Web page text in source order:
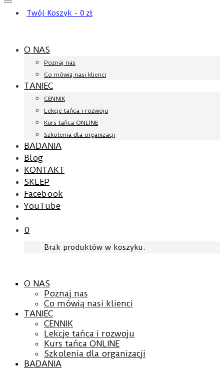
Twój Koszyk - 0 zł
O NAS
Poznaj nas
Co mówią nasi klienci
TANIEC
CENNIK
Lekcje tańca i rozwoju
Kurs tańca ONLINE
Szkolenia dla organizacji
BADANIA
Blog
KONTAKT
SKLEP
Facebook
YouTube
0
Brak produktów w koszyku.
O NAS
Poznaj nas
Co mówią nasi klienci
TANIEC
CENNIK
Lekcje tańca i rozwoju
Kurs tańca ONLINE
Szkolenia dla organizacji
BADANIA